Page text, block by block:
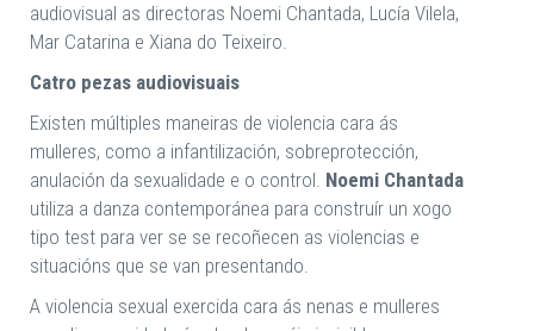
audiovisual as directoras Noemi Chantada, Lucía Vilela,
Mar Catarina e Xiana do Teixeiro.
Catro pezas audiovisuais
Existen múltiples maneiras de violencia cara ás
mulleres, como a infantilización, sobreprotección,
anulación da sexualidade e o control. Noemi Chantada
utiliza a danza contemporánea para construír un xogo
tipo test para ver se se recoñecen as violencias e
situacións que se van presentando.
A violencia sexual exercida cara ás nenas e mulleres